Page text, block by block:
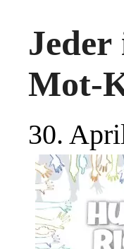
Jeder
Mot-
30.